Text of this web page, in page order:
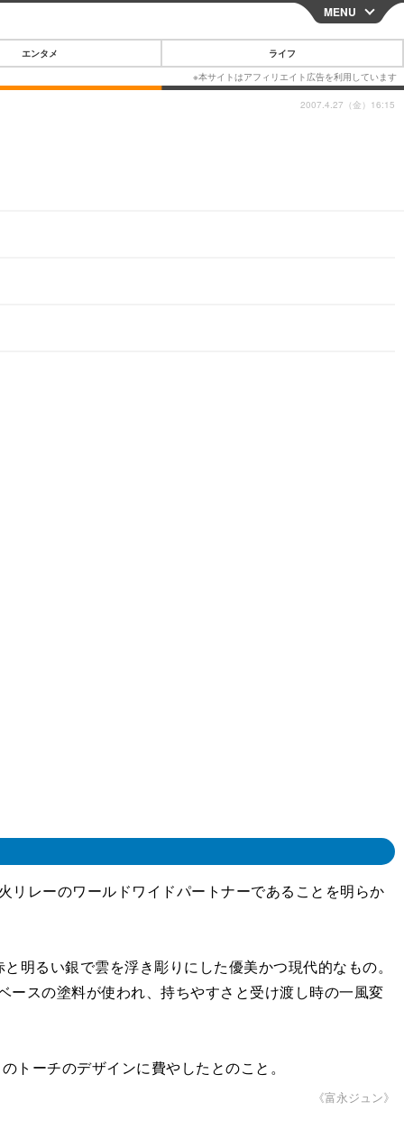
CLOSE
MENU
エンタメ ライフ
2007.4.27（金）16:15
レーのワールドワイドパートナーであることを明らか
るい銀で雲を浮き彫りにした優美かつ現代的なもの。
スの塗料が使われ、持ちやすさと受け渡し時の一風変
ーチのデザインに費やしたとのこと。
《富永ジュン》